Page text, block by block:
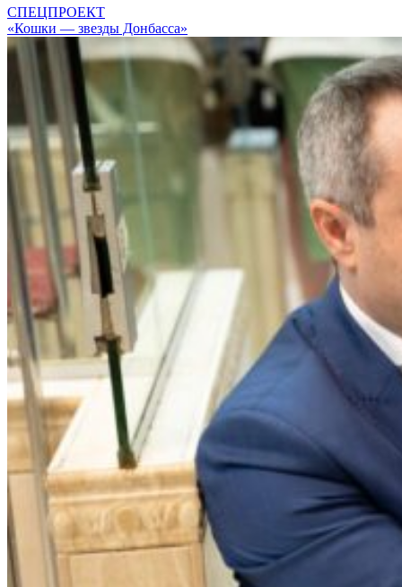
СПЕЦПРОЕКТ
«Кошки — звезды Донбасса»